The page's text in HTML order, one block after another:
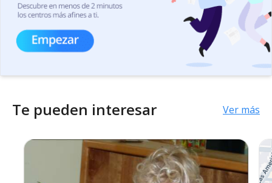
Te pueden interesar Ver más